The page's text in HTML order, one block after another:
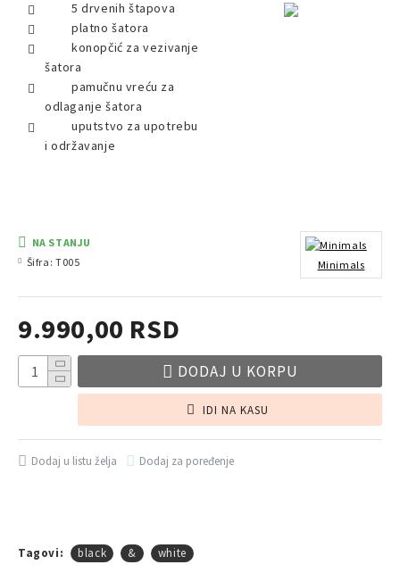
5 drvenih štapova
platno šatora
konopčić za vezivanje
šatora
pamučnu vreću za
odlaganje šatora
uputstvo za upotrebu
i održavanje
9.990,00 RSD
NA STANJU
Šifra: T005 Minimals
DODAJ U KORPU
IDI NA KASU
Dodaj u listu želja Dodaj za poređenje
Tagovi: black & white